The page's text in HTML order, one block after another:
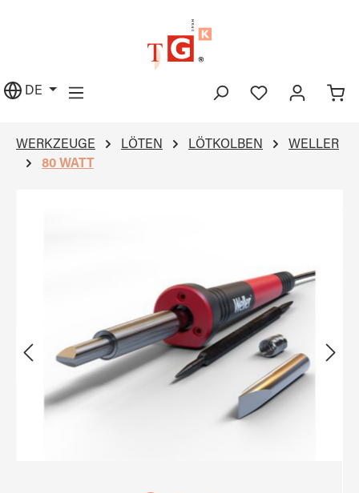
DE
WERKZEUGE LÖTEN LÖTKOLBEN
WELLER
80 WATT